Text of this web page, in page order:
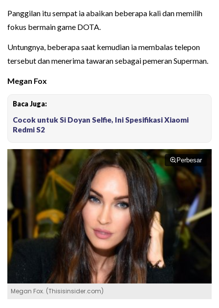
Panggilan itu sempat ia abaikan beberapa kali dan memilih
fokus bermain game DOTA.
Untungnya, beberapa saat kemudian ia membalas telepon
tersebut dan menerima tawaran sebagai pemeran Superman.
Megan Fox
Baca Juga:
Cocok untuk Si Doyan Selfie, Ini Spesifikasi Xiaomi
Redmi S2
Perbesar
Megan Fox. (Thisisinsider.com)